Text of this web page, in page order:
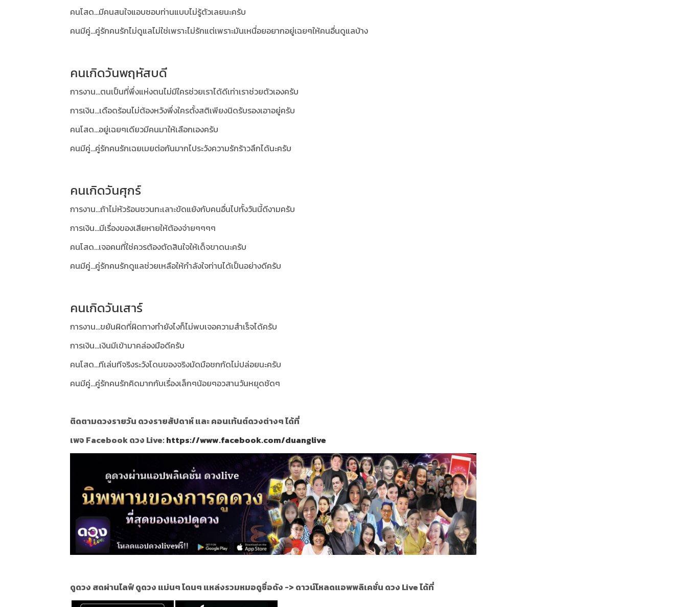
คนโสด...มีคนสนใจแอบชอบท่านแบบไม่รู้ตัวเลยนะครับ
คนมีคู่...คู่รักคนรักไม่ดูแลไม่ใช่เพราะไม่รักแต่เพราะมันเหนื่อยอยากอยู่เฉยๆให้คนอื่นดูแลบ้าง
คนเกิดวันพฤหัสบดี
การงาน...ตนเป็นที่พึ่งแห่งตนไม่มีใครช่วยเราได้ดีเท่าเราช่วยตัวเองครับ
การเงิน...เดือดร้อนไม่ต้องหวังพึ่งใครตั้งสติเพียงนิดรับรองเอาอยู่ครับ
คนโสด...อยู่เฉยๆเดียวมีคนมาให้เลือกเองครับ
คนมีคู่...คู่รักคนรักเฉยเมยต่อกันมากไประวังความรักร้าวลึกได้นะครับ
คนเกิดวันศุกร์
การงาน...ถ้าไม่หัวร้อนชวนทะเลาะขัดแย้งกับคนอื่นไปทั้งวันนี้ดีงามครับ
การเงิน...มีเรื่องของเสียหายให้ต้องจ่ายๆๆๆๆ
คนโสด...เจอคนที่ใช่ควรต้องตัดสินใจให้เด็จขาดนะครับ
คนมีคู่...คู่รักคนรักดูแลช่วยเหลือให้กำลังใจท่านได้เป็นอย่างดีครับ
คนเกิดวันเสาร์
การงาน...ขยันผิดที่ผิดทางทำยังไงก็ไม่พบเจอความสำเร็จได้ครับ
การเงิน...เงินมีเข้ามาคล่องมือดีครับ
คนโสด...ทีเล่นทีจริงระวังโดนของจริงมัดมือชกกัดไม่ปล่อยนะครับ
คนมีคู่...คู่รักคนรักคิดมากกับเรื่องเล็กๆน้อยๆอวสานวันหยุดชัดๆ
ติดตามดวงรายวัน ดวงรายสัปดาห์ และ คอนเท้นต์ดวงต่างๆ ได้ที่
เพจ Facebook ดวง Live:https://www.facebook.com/duanglive
ดูดวง สดผ่านไลฟ์ ดูดวง แม่นๆ โดนๆ แหล่งรวมหมอดูชื่อดัง -> ดาวน์โหลดแอพพลิเคชั่น ดวง Live ได้ที่